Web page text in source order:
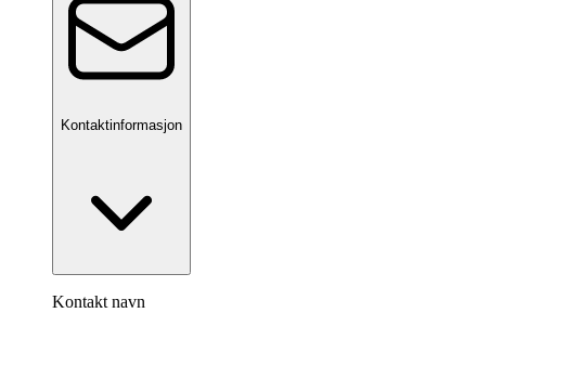
Kontaktinformasjon
Kontakt navn